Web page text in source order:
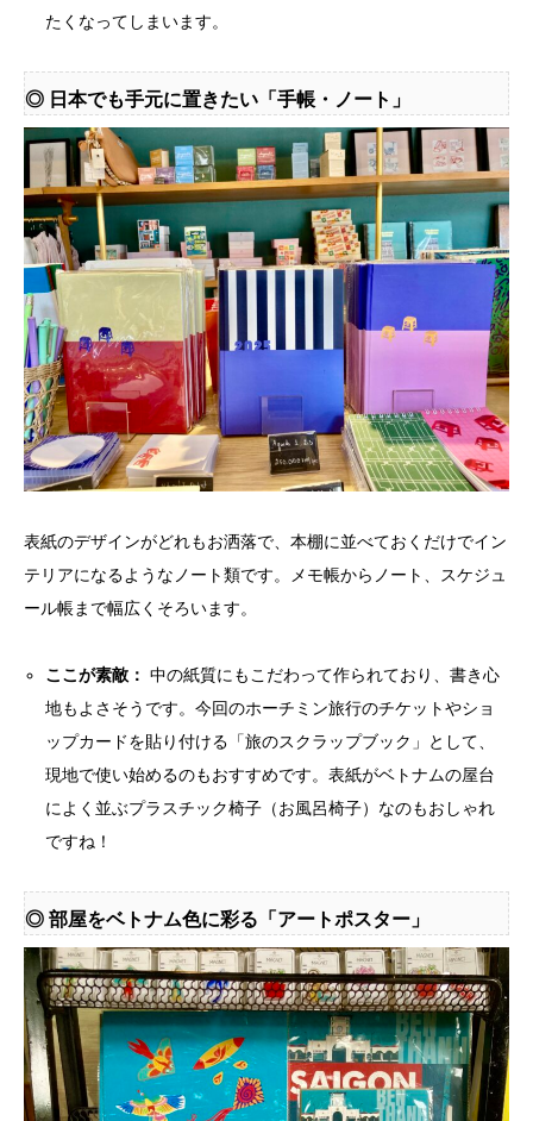
たくなってしまいます。
◎ 日本でも手元に置きたい「手帳・ノート」
表紙のデザインがどれもお洒落で、本棚に並べておくだけでイン
テリアになるようなノート類です。メモ帳からノート、スケジュ
ール帳まで幅広くそろいます。
ここが素敵： 中の紙質にもこだわって作られており、書き心
地もよさそうです。今回のホーチミン旅行のチケットやショ
ップカードを貼り付ける「旅のスクラップブック」として、
現地で使い始めるのもおすすめです。表紙がベトナムの屋台
によく並ぶプラスチック椅子（お風呂椅子）なのもおしゃれ
ですね！
◎ 部屋をベトナム色に彩る「アートポスター」